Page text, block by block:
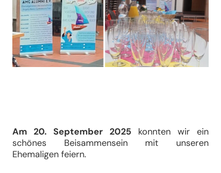
Am 20. September 2025konnten wir ein
schönes Beisammensein mit unseren
Ehemaligen feiern.